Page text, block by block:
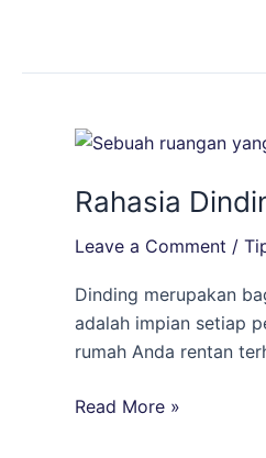
Timur
Rahasia
Leave a Comment /
Dinding merupakan
adalah impian setiap
rumah Anda rentan
Rahasia
Kokoh
Indah:
Tips
Lindungi
dan
Read More »